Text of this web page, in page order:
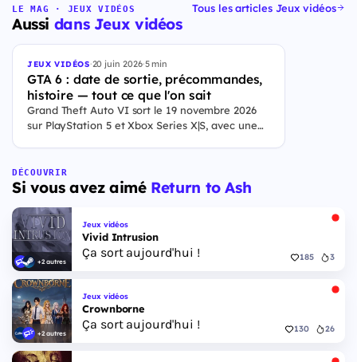
LE MAG · JEUX VIDÉOS
Aussi dans Jeux vidéos
Tous les articles Jeux vidéos
JEUX VIDÉOS·20 juin 2026·5 min
GTA 6 : date de sortie, précommandes,
histoire — tout ce que l'on sait
Grand Theft Auto VI sort le 19 novembre 2026
sur PlayStation 5 et Xbox Series X|S, avec une
Floride, et sa ville Vice City. Il met en scène
pour la première fois un duo de protagonistes
première héroïne jouable d'un GTA principal.
DÉCOUVRIR
Si vous avez aimé Return to Ash
+2 autres
Jeux vidéos
Vivid Intrusion
Ça sort aujourd'hui ! 185 3
+2 autres
Jeux vidéos
Crownborne
Ça sort aujourd'hui ! 130 26